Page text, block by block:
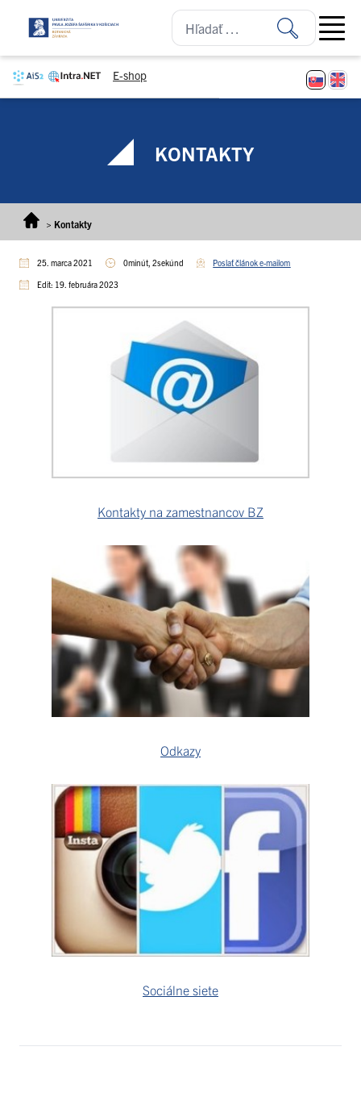
E-shop
Open
KONTAKTY
> Kontakty
25. marca 2021 0minút, 2sekúnd Poslať článok e-mailom
Edit: 19. februára 2023
Kontakty na zamestnancov BZ
Odkazy
Sociálne siete